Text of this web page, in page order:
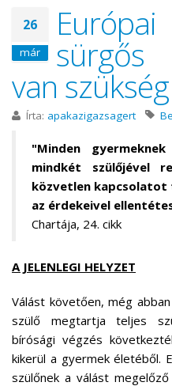
26
már sürgős
van szükség
Írta: apakazigazsagert
"Minden
mindkét szülőjével
közvetlen kapcsolatot
az érdekeivel
Chartája, 24. cikk
A JELENLEGI HELYZET
Válást követően, még
szülő megtartja teljes
bírósági végzés
kikerül a gyermek életéből.
szülőnek a válást